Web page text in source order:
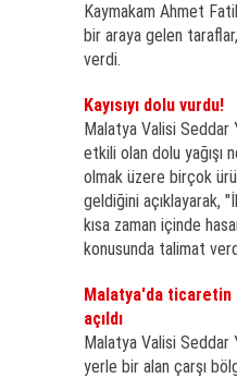
Kaymakam Ahmet
bir araya gelen taraflar,
verdi.
Kayısıyı dolu vurdu!
Malatya Valisi Seddar
etkili olan dolu yağışı
olmak üzere birçok
geldiğini açıklayarak,
kısa zaman içinde
konusunda talimat
Malatya'da ticaretin
açıldı
Malatya Valisi Seddar
yerle bir alan çarşı